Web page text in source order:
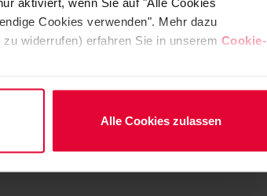
Cookies verwenden". Mehr dazu
widerrufen) erfahren Sie in unserem Cookie-
Alle Cookies zulassen